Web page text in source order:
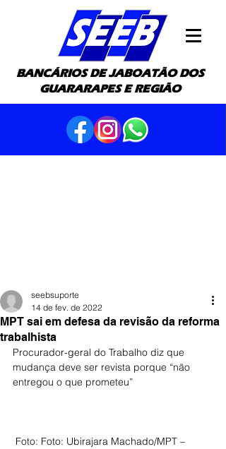
BANCÁRIOS DE JABOATÃO DOS
GUARARAPES E REGIÃO
MPT sai em defesa da revisão da reforma
trabalhista
seebsuporte
14 de fev. de 2022
Procurador-geral do Trabalho diz que
mudança deve ser revista porque “não
entregou o que prometeu”